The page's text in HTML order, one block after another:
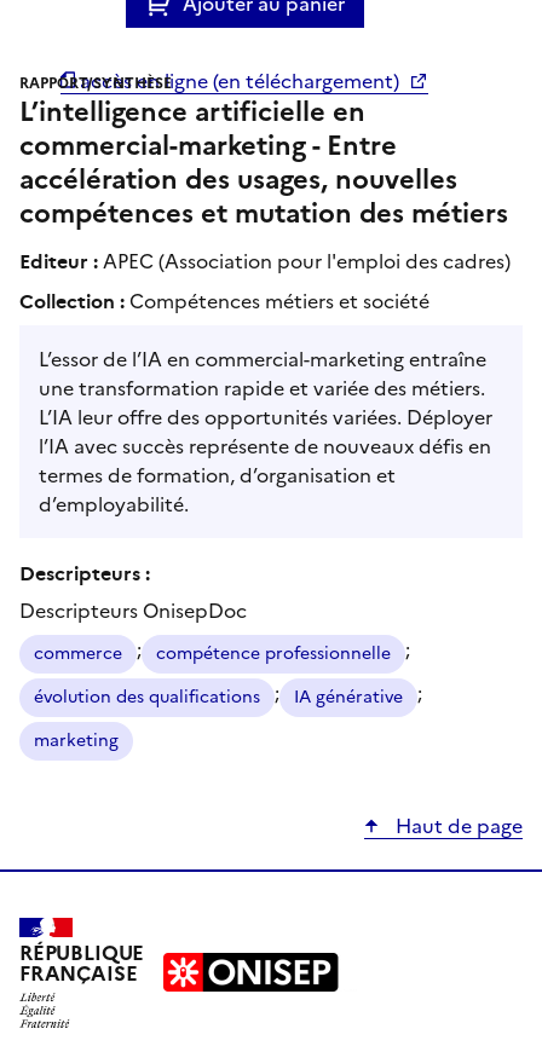
accès en ligne (en téléchargement)
RAPPORT/SYNTHÈSE
L’intelligence artificielle en
commercial-marketing - Entre
accélération des usages, nouvelles
compétences et mutation des métiers
Editeur :APEC (Association pour l'emploi des cadres)
Collection : Compétences métiers et société
L’essor de l’IA en commercial-marketing entraîne
une transformation rapide et variée des métiers.
L’IA leur offre des opportunités variées. Déployer
l’IA avec succès représente de nouveaux défis en
termes de formation, d’organisation et
d’employabilité.
Descripteurs :
Descripteurs OnisepDoc
commerce ; compétence professionnelle ;
évolution des qualifications ; IA générative ;
marketing
Haut de page
RÉPUBLIQUE
FRANÇAISE